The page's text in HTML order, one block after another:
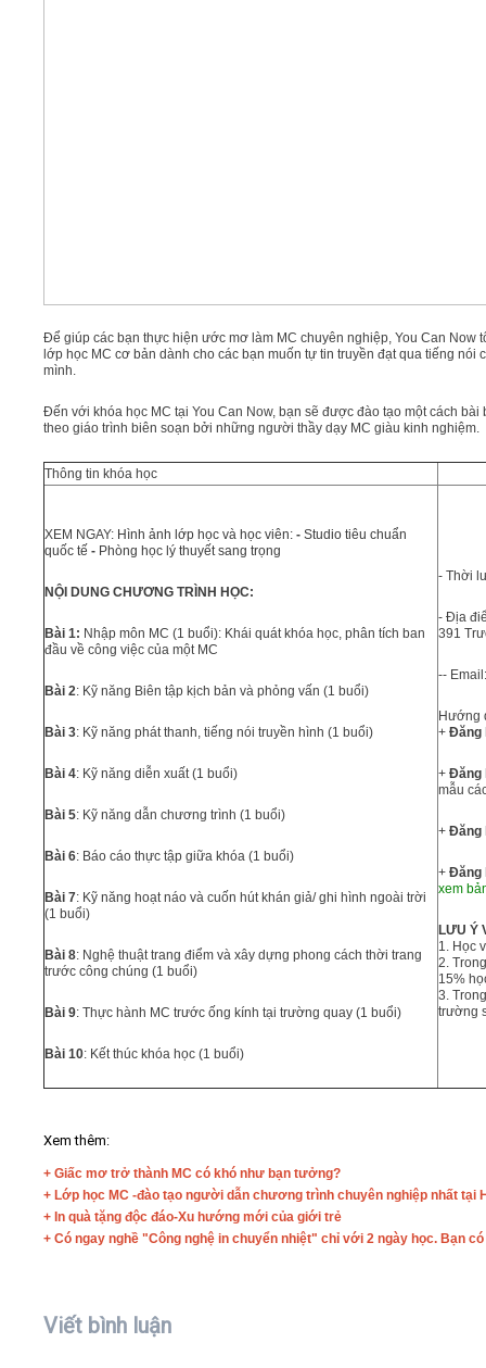
Để giúp các bạn thực hiện ước mơ làm MC chuyên nghiệp, You Can Now
lớp học MC cơ bản dành cho các bạn muốn tự tin truyền đạt qua tiếng nói
mình.
Đến với khóa học MC tại You Can Now, bạn sẽ được đào tạo một cách bài
theo giáo trình biên soạn bởi những người thầy dạy MC giàu kinh nghiệm.
Thông tin khóa học
XEM NGAY: Hình ảnh lớp học và học viên: - Studio tiêu chuẩn
quốc tế - Phòng học lý thuyết sang trọng
NỘI DUNG CHƯƠNG TRÌNH HỌC:
Bài 1: Nhập môn MC (1 buổi): Khái quát khóa học, phân tích ban
đầu về công việc của một MC
Bài 2: Kỹ năng Biên tập kịch bản và phỏng vấn (1 buổi)
Bài 3: Kỹ năng phát thanh, tiếng nói truyền hình (1 buổi)
Bài 4: Kỹ năng diễn xuất (1 buổi)
Bài 5: Kỹ năng dẫn chương trình (1 buổi)
Bài 6: Báo cáo thực tập giữa khóa (1 buổi)
Bài 7: Kỹ năng hoạt náo và cuốn hút khán giả/ ghi hình ngoài trời
(1 buổi)
Bài 8: Nghệ thuật trang điểm và xây dựng phong cách thời trang
trước công chúng (1 buổi)
Bài 9: Thực hành MC trước ống kính tại trường quay (1 buổi)
Bài 10: Kết thúc khóa học (1 buổi)
- Thời
- Địa
391
-- Email:
Hướng
+ Đăng
+ Đăng
mẫu
+ Đăng
+ Đăng
xem
LƯU Ý
1. Học
2.
15%
3.
trường
Xem thêm:
+ Giấc mơ trở thành MC có khó như bạn tưởng?
+ Lớp học MC -đào tạo người dẫn chương trình chuyên nghiệp nhất tại
+ ​ In quà tặng độc đáo-Xu hướng mới của giới trẻ
+ Có ngay nghề "Công nghệ in chuyển nhiệt" chỉ với 2 ngày học. Bạn
Viết bình luận